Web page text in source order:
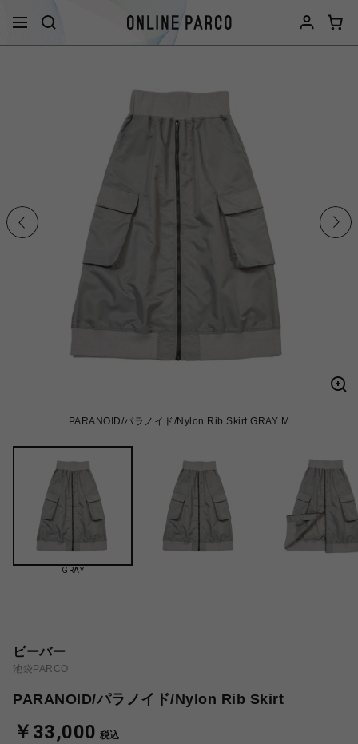
PARANOID/パラノイド/Nylon Rib Skirt GRAY M
GRAY
ビーバー
池袋PARCO
PARANOID/パラノイド/Nylon Rib Skirt
￥33,000 税込